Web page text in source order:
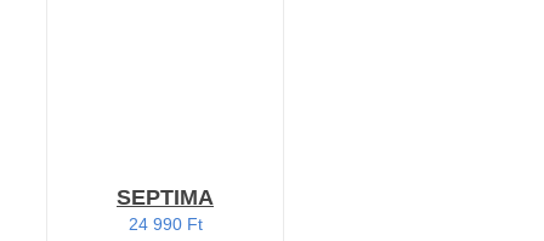
SEPTIMA
24 990 Ft